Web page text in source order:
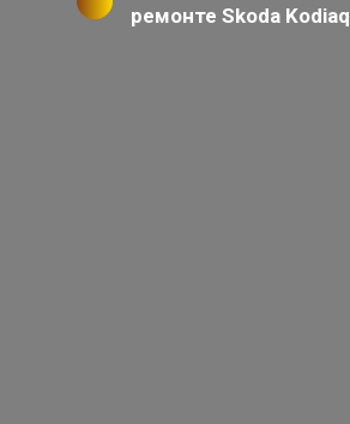
ремонте Skoda Kodiaq